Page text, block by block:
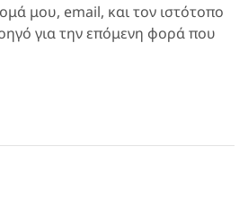
μου, email, και τον ιστότοπο
για την επόμενη φορά που